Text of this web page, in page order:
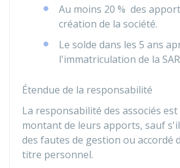
Au moins 20 % des
création de la société.
Le solde dans les 5 ans
l'immatriculation de la
Étendue de la responsabilité
La responsabilité des associés
montant de leurs apports, sauf
des fautes de gestion ou accordé
titre personnel.